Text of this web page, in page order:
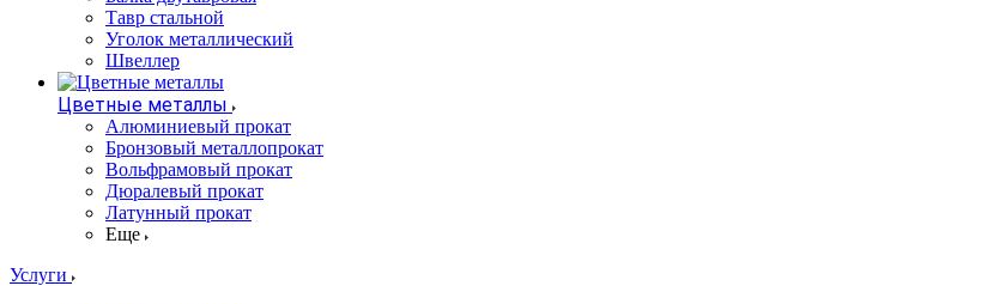
Тавр стальной
Уголок металлический
Швеллер
Цветные металлы
Алюминиевый прокат
Бронзовый металлопрокат
Вольфрамовый прокат
Дюралевый прокат
Латунный прокат
Еще
Услуги